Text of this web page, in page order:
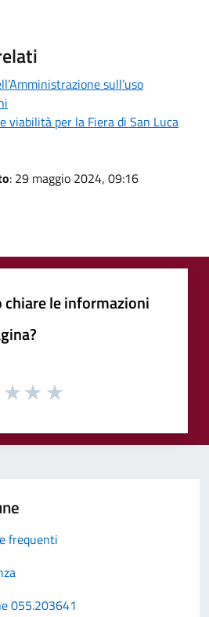
sull’uso
viabilità per la Fiera di San Luca
: 29 maggio 2024, 09:16
chiare le informazioni
frequenti
055.203641